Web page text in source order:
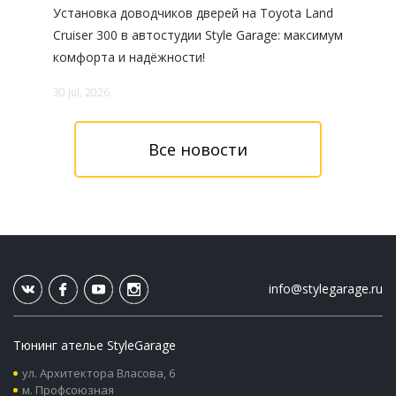
Установка доводчиков дверей на Toyota Land
Cruiser 300 в автостудии Style Garage: максимум
комфорта и надёжности!
30 Jul, 2026
Все новости
info@stylegarage.ru
Тюнинг ателье StyleGarage
ул. Архитектора Власова, 6
м. Профсоюзная